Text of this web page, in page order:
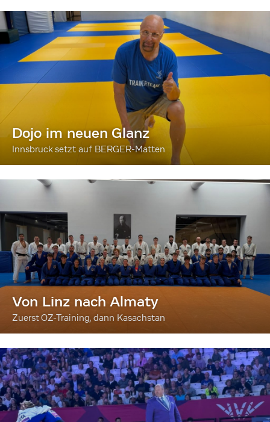
Dojo im neuen Glanz
Innsbruck setzt auf BERGER-Matten
Von Linz nach Almaty
Zuerst OZ-Training, dann Kasachstan